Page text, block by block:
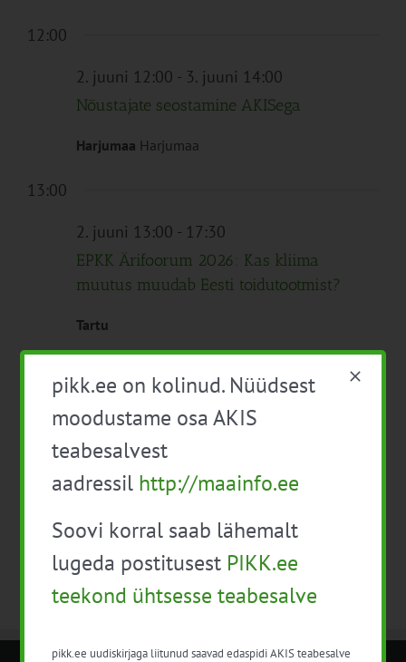
12:00
2. juuni 12:00 - 3. juuni 14:00
Nõustajate seostamine AKISega
Harjumaa Harjumaa
13:00
2. juuni 13:00 - 17:30
EPKK Ärifoorum 2026: Kas kliima
muutus muudab Eesti toidutootmist?
Tartu
Tasuta
Eelmine päev
Telli kalender
pikk.ee on kolinud. Nüüdsest
moodustame osa AKIS
teabesalvest
aadressil http://maainfo.ee
Soovi korral saab lähemalt
lugeda postitusest PIKK.ee
teekond ühtsesse teabesalve
pikk.ee uudiskirjaga liitunud saavad edaspidi AKIS teabesalve